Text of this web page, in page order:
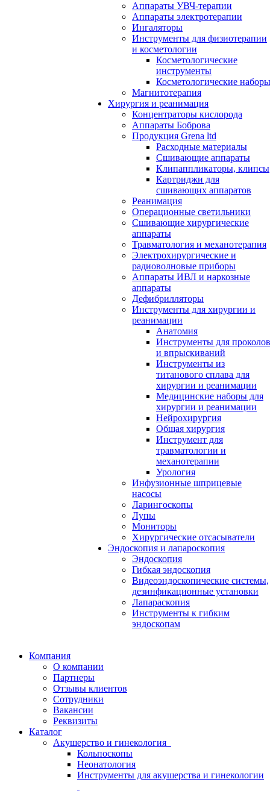
Аппараты УВЧ-терапии
Аппараты электротерапии
Ингаляторы
Инструменты для физиотерапии
и косметологии
Косметологические
инструменты
Косметологические наборы
Магнитотерапия
Хирургия и реанимация
Концентраторы кислорода
Аппараты Боброва
Продукция Grena ltd
Расходные материалы
Сшивающие аппараты
Клипаппликаторы, клипсы
Картриджи для
сшивающих аппаратов
Реанимация
Операционные светильники
Сшивающие хирургические
аппараты
Травматология и механотерапия
Электрохирургические и
радиоволновые приборы
Аппараты ИВЛ и наркозные
аппараты
Дефибрилляторы
Инструменты для хирургии и
реанимации
Анатомия
Инструменты для проколов
и впрыскиваний
Инструменты из
титанового сплава для
хирургии и реанимации
Медицинские наборы для
хирургии и реанимации
Нейрохирургия
Общая хирургия
Инструмент для
травматологии и
механотерапии
Урология
Инфузионные шприцевые
насосы
Ларингоскопы
Лупы
Мониторы
Хирургические отсасыватели
Эндоскопия и лапароскопия
Эндоскопия
Гибкая эндоскопия
Видеоэндоскопические системы,
дезинфикационные установки
Лапараскопия
Инструменты к гибким
эндоскопам
Компания
О компании
Партнеры
Отзывы клиентов
Сотрудники
Вакансии
Реквизиты
Каталог
Акушерство и гинекология
Кольпоскопы
Неонатология
Инструменты для акушерства и гинекологии